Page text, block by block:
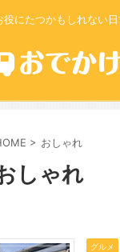
役にたつかもしれない
> おしゃれ
しゃれ
グルメ